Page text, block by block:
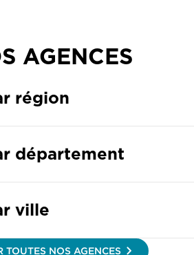
AGENCES
région
département
ville
TOUTES NOS AGENCES